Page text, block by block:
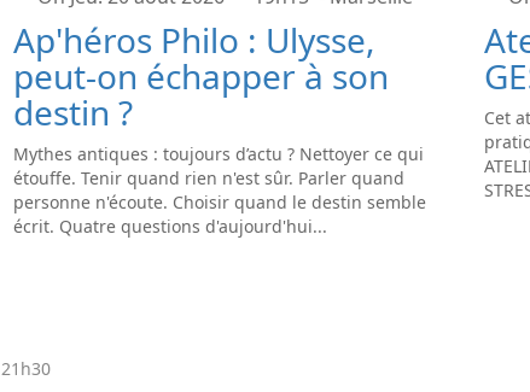
Ap'héros Philo : Ulysse,
peut-on échapper à son
destin ?
Mythes antiques : toujours d’actu ? Nettoyer ce qui
étouffe. Tenir quand rien n'est sûr. Parler quand
personne n'écoute. Choisir quand le destin semble
écrit. Quatre questions d'aujourd'hui...
Cet
21h30